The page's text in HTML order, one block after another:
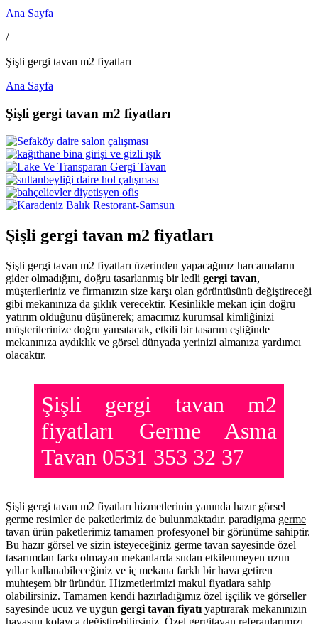
Ana Sayfa
/
Şişli gergi tavan m2 fiyatları
Ana Sayfa
Şişli gergi tavan m2 fiyatları
Şişli gergi tavan m2 fiyatları
Şişli gergi tavan m2 fiyatları üzerinden yapacağınız harcamaların
gider olmadığını, doğru tasarlanmış bir ledli gergi tavan,
müşterileriniz ve firmanızın size karşı olan görüntüsünü değiştireceği
gibi mekanınıza da şıklık verecektir. Kesinlikle mekan için doğru
yatırım olduğunu düşünerek; amacımız kurumsal kimliğinizi
müşterilerinize doğru yansıtacak, etkili bir tasarım eşliğinde
mekanınıza aydıklık ve görsel dünyada yerinizi almanıza yardımcı
olacaktır.
Şişli gergi tavan m2
fiyatları Germe Asma
Tavan 0531 353 32 37
Şişli gergi tavan m2 fiyatları hizmetlerinin yanında hazır görsel
germe resimler de paketlerimiz de bulunmaktadır. paradigma germe
tavan ürün paketlerimiz tamamen profesyonel bir görünüme sahiptir.
Bu hazır görsel ve sizin isteyeceğiniz germe tavan sayesinde özel
tasarımdan farkı olmayan mekanlarda sudan etkilenmeyen uzun
yıllar kullanabileceğiniz ve iç mekana farklı bir hava getiren
muhteşem bir üründür. Hizmetlerimizi makul fiyatlara sahip
olabilirsiniz. Tamamen kendi hazırladığımız özel işçilik ve görseller
sayesinde ucuz ve uygun gergi tavan fiyatı yaptırarak mekanınızın
havasını kolayca değiştirebilirsiniz. Özel gergitavan referanlarımızı